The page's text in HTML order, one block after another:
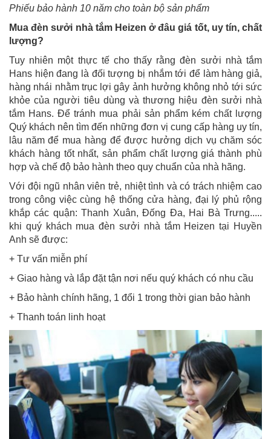
Phiếu bảo hành 10 năm cho toàn bộ sản phẩm
Mua đèn sưởi nhà tắm Heizen ở đâu giá tốt, uy tín, chất
lượng?
Tuy nhiên một thực tế cho thấy rằng đèn sưởi nhà tắm
Hans hiện đang là đối tượng bị nhắm tới để làm hàng giả,
hàng nhái nhằm trục lợi gây ảnh hưởng không nhỏ tới sức
khỏe của người tiêu dùng và thương hiệu đèn sưởi nhà
tắm Hans. Để tránh mua phải sản phẩm kém chất lượng
Quý khách nên tìm đến những đơn vị cung cấp hàng uy tín,
lâu năm để mua hàng để được hưởng dịch vụ chăm sóc
khách hàng tốt nhất, sản phẩm chất lượng giá thành phù
hợp và chế độ bảo hành theo quy chuẩn của nhà hãng.
Với đội ngũ nhân viên trẻ, nhiệt tình và có trách nhiệm cao
trong công việc cùng hệ thống cửa hàng, đại lý phủ rộng
khắp các quận: Thanh Xuân, Đống Đa, Hai Bà Trưng.....
khi quý khách mua đèn sưởi nhà tắm Heizen tại Huyền
Anh sẽ được:
+ Tư vấn miễn phí
+ Giao hàng và lắp đặt tận nơi nếu quý khách có nhu cầu
+ Bảo hành chính hãng, 1 đổi 1 trong thời gian bảo hành
+ Thanh toán linh hoạt